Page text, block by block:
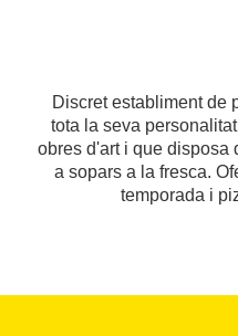
Discret establiment de
tota la seva
obres d'art i que disposa
a sopars a la fresca.
temporada i